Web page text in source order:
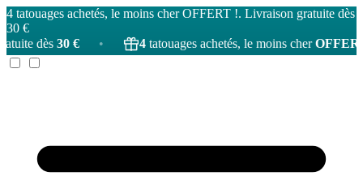
4 tatouages achetés, le moins cher OFFERT !. Livraison gratuite dès
30 €
• 4tatouages achetés, le moins cher OFFERT! •